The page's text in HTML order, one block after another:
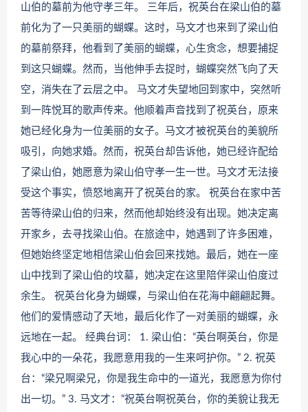
山伯的墓前为他守孝三年。 三年后，祝英台在梁山伯的墓
前化为了一只美丽的蝴蝶。这时，马文才也来到了梁山伯
的墓前祭拜，他看到了美丽的蝴蝶，心生贪念，想要捕捉
到这只蝴蝶。然而，当他伸手去捉时，蝴蝶突然飞向了天
空，消失在了云层之中。 马文才失望地回到家中，突然听
到一阵悦耳的歌声传来。他顺着声音找到了祝英台，原来
她已经化身为一位美丽的女子。马文才被祝英台的美貌所
吸引，向她求婚。然而，祝英台却告诉他，她已经许配给
了梁山伯，她愿意为梁山伯守孝一生一世。马文才无法接
受这个事实，愤怒地离开了祝英台的家。 祝英台在家中苦
苦等待梁山伯的归来，然而他却始终没有出现。她决定离
开家乡，去寻找梁山伯。在旅途中，她遇到了许多困难，
但她始终坚定地相信梁山伯会回来找她。最后，她在一座
山中找到了梁山伯的坟墓，她决定在这里陪伴梁山伯度过
余生。 祝英台化身为蝴蝶，与梁山伯在花海中翩翩起舞。
他们的爱情感动了天地，最后化作了一对美丽的蝴蝶，永
远地在一起。 经典台词： 1. 梁山伯：“英台啊英台，你是
我心中的一朵花，我愿意用我的一生来呵护你。” 2. 祝英
台：“梁兄啊梁兄，你是我生命中的一道光，我愿意为你付
出一切。” 3. 马文才：“祝英台啊祝英台，你的美貌让我无